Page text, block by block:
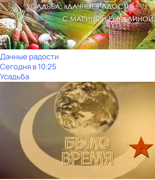
Дачные радости
Сегодня в 10:25
Усадьба